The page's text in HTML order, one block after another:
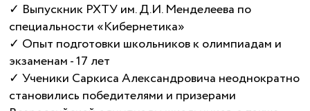
✓ Выпускник РХТУ им. Д.И. Менделеева по
специальности «Кибернетика»
✓ Опыт подготовки школьников к олимпиадам и
экзаменам - 17 лет
✓ Ученики Саркиса Александровича неоднократно
становились победителями и призерами